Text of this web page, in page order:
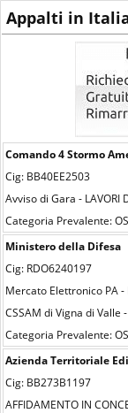
Appalti in
Comando 4 Stormo
Cig: BB40EE2503
Avviso di Gara - LAVORI
Categoria Prevalente:
Ministero della Difesa
Cig: RDO6240197
Mercato Elettronico PA
CSSAM di Vigna di Valle
Categoria Prevalente:
Azienda Territoriale
Cig: BB273B1197
AFFIDAMENTO IN